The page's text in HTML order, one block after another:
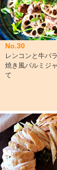
No.30
レンコンと牛バ
焼き風パルミジ
て